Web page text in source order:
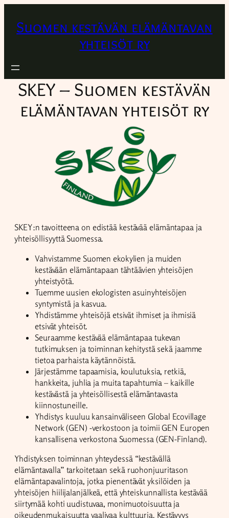
Suomen kestävän elämäntavan
yhteisöt ry
SKEY – Suomen kestävän
elämäntavan yhteisöt ry
SKEY:n tavoitteena on edistää kestävää elämäntapaa ja
yhteisöllisyyttä Suomessa.
Vahvistamme Suomen ekokylien ja muiden
kestävään elämäntapaan tähtäävien yhteisöjen
yhteistyötä.
Tuemme uusien ekologisten asuinyhteisöjen
syntymistä ja kasvua.
Yhdistämme yhteisöjä etsivät ihmiset ja ihmisiä
etsivät yhteisöt.
Seuraamme kestävää elämäntapaa tukevan
tutkimuksen ja toiminnan kehitystä sekä jaamme
tietoa parhaista käytännöistä.
Järjestämme tapaamisia, koulutuksia, retkiä,
hankkeita, juhlia ja muita tapahtumia – kaikille
kestävästä ja yhteisöllisestä elämäntavasta
kiinnostuneille.
Yhdistys kuuluu kansainväliseen Global Ecovillage
Network (GEN) -verkostoon ja toimii GEN Europen
kansallisena verkostona Suomessa (GEN-Finland).
Yhdistyksen toiminnan yhteydessä “kestävällä
elämäntavalla” tarkoitetaan sekä ruohonjuuritason
elämäntapavalintoja, jotka pienentävät yksilöiden ja
yhteisöjen hiilijalanjälkeä, että yhteiskunnallista kestävää
siirtymää kohti uudistuvaa, monimuotoisuutta ja
oikeudenmukaisuutta vaalivaa kulttuuria. Kestävyys